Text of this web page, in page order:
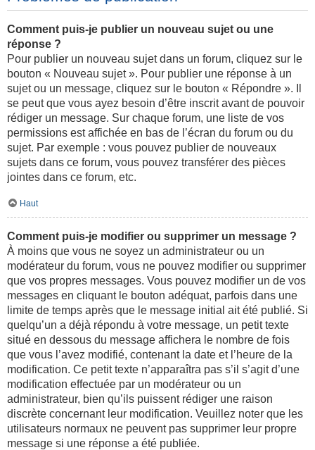
Comment puis-je publier un nouveau sujet ou une
réponse ?
Pour publier un nouveau sujet dans un forum, cliquez sur le
bouton « Nouveau sujet ». Pour publier une réponse à un
sujet ou un message, cliquez sur le bouton « Répondre ». Il
se peut que vous ayez besoin d’être inscrit avant de pouvoir
rédiger un message. Sur chaque forum, une liste de vos
permissions est affichée en bas de l’écran du forum ou du
sujet. Par exemple : vous pouvez publier de nouveaux
sujets dans ce forum, vous pouvez transférer des pièces
jointes dans ce forum, etc.
Haut
Comment puis-je modifier ou supprimer un message ?
À moins que vous ne soyez un administrateur ou un
modérateur du forum, vous ne pouvez modifier ou supprimer
que vos propres messages. Vous pouvez modifier un de vos
messages en cliquant le bouton adéquat, parfois dans une
limite de temps après que le message initial ait été publié. Si
quelqu’un a déjà répondu à votre message, un petit texte
situé en dessous du message affichera le nombre de fois
que vous l’avez modifié, contenant la date et l’heure de la
modification. Ce petit texte n’apparaîtra pas s’il s’agit d’une
modification effectuée par un modérateur ou un
administrateur, bien qu’ils puissent rédiger une raison
discrète concernant leur modification. Veuillez noter que les
utilisateurs normaux ne peuvent pas supprimer leur propre
message si une réponse a été publiée.